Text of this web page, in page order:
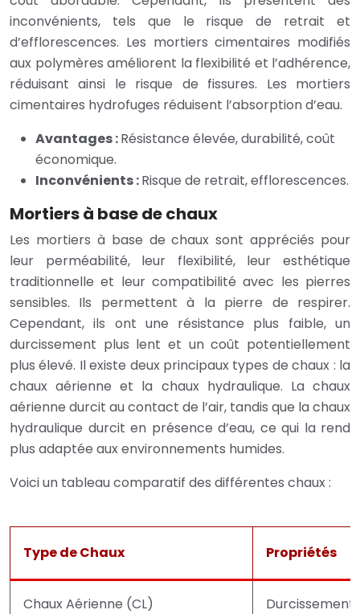
inconvénients, tels que le risque de retrait et
d’efflorescences. Les mortiers cimentaires modifiés
aux polymères améliorent la flexibilité et l’adhérence,
réduisant ainsi le risque de fissures. Les mortiers
cimentaires hydrofuges réduisent l’absorption d’eau.
Avantages :Résistance élevée, durabilité, coût
économique.
Inconvénients :Risque de retrait, efflorescences.
Mortiers à base de chaux
Les mortiers à base de chaux sont appréciés pour
leur perméabilité, leur flexibilité, leur esthétique
traditionnelle et leur compatibilité avec les pierres
sensibles. Ils permettent à la pierre de respirer.
Cependant, ils ont une résistance plus faible, un
durcissement plus lent et un coût potentiellement
plus élevé. Il existe deux principaux types de chaux : la
chaux aérienne et la chaux hydraulique. La chaux
aérienne durcit au contact de l’air, tandis que la chaux
hydraulique durcit en présence d’eau, ce qui la rend
plus adaptée aux environnements humides.
Voici un tableau comparatif des différentes chaux :
Type de Chaux Propriétés
Chaux Aérienne (CL) Durcissement